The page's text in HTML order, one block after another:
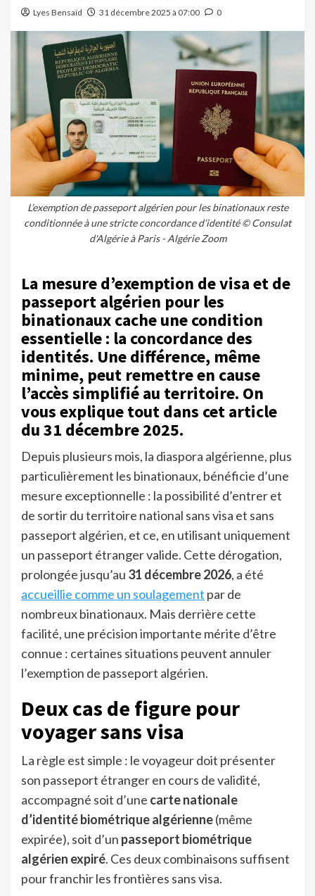
Lyes Bensaïd 31 décembre 2025 à 07:00 0
L’exemption de passeport algérien pour les binationaux reste
conditionnée à une stricte concordance d’identité © Consulat
d'Algérie à Paris - Algérie Zoom
La mesure d’exemption de visa et de
passeport algérien pour les
binationaux cache une condition
essentielle : la concordance des
identités. Une différence, même
minime, peut remettre en cause
l’accès simplifié au territoire. On
vous explique tout dans cet article
du 31 décembre 2025.
Depuis plusieurs mois, la diaspora algérienne, plus
particulièrement les binationaux, bénéficie d’une
mesure exceptionnelle : la possibilité d’entrer et
de sortir du territoire national sans visa et sans
passeport algérien, et ce, en utilisant uniquement
un passeport étranger valide. Cette dérogation,
prolongée jusqu’au 31 décembre 2026, a été
accueillie comme un soulagement par de
nombreux binationaux. Mais derrière cette
facilité, une précision importante mérite d’être
connue : certaines situations peuvent annuler
l’exemption de passeport algérien.
Deux cas de figure pour
voyager sans visa
La règle est simple : le voyageur doit présenter
son passeport étranger en cours de validité,
accompagné soit d’une carte nationale
d’identité biométrique algérienne(même
expirée), soit d’un passeport biométrique
algérien expiré. Ces deux combinaisons suffisent
pour franchir les frontières sans visa.